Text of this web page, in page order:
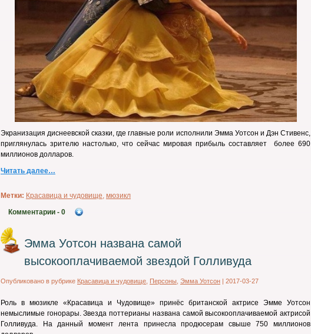
Экранизация диснеевской сказки, где главные роли исполнили Эмма Уотсон и Дэн Стивенс,
приглянулась зрителю настолько, что сейчас мировая прибыль составляет более 690
миллионов долларов.
Читать далее…
Метки: Красавица и чудовище, мюзикл
Комментарии - 0
Эмма Уотсон названа самой
высокооплачиваемой звездой Голливуда
Опубликовано в рубрике Красавица и чудовище Персоны Эмма Уотсон | 2017-03-27
Роль в мюзикле «Красавица и Чудовище» принёс британской актрисе Эмме Уотсон
немыслимые гонорары. Звезда поттерианы названа самой высокооплачиваемой актрисой
Голливуда. На данный момент лента принесла продюсерам свыше 750 миллионов